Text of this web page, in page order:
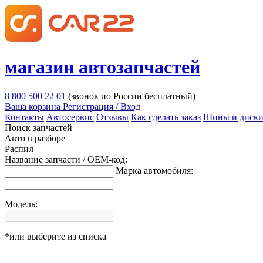
магазин автозапчастей
8 800 500 22 01 (звонок по России бесплатный)
Ваша корзина Регистрация / Вход
Контакты Автосервис Отзывы Как сделать заказ Шины и диски
Поиск запчастей
Авто в разборе
Распил
Название запчасти / OEM-код:
Марка автомобиля:
Модель:
*или выберите из списка